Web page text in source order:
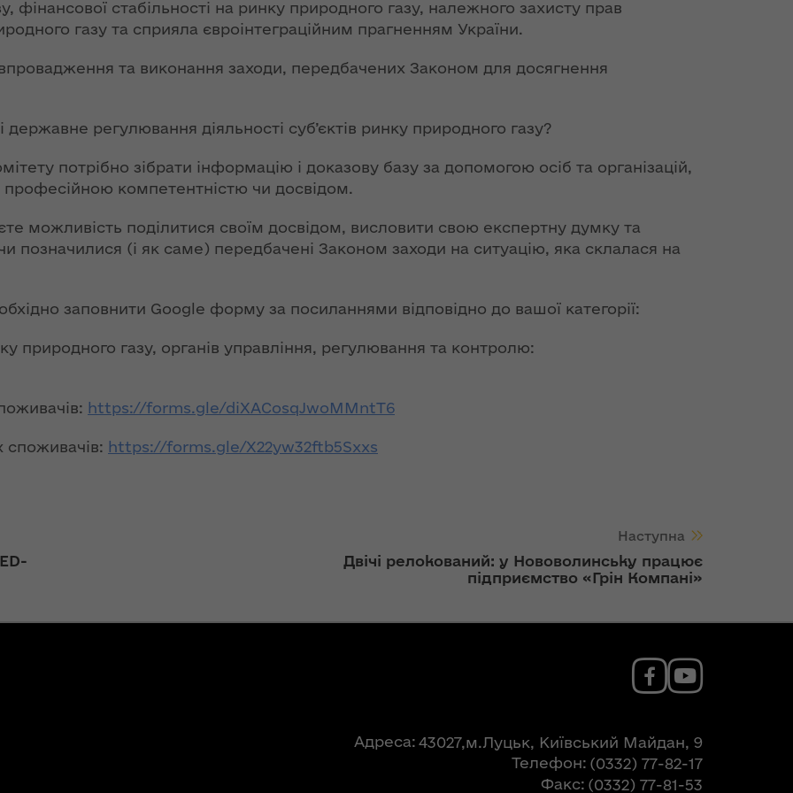
2018
608
2018
2018
Новий
територіальний
новостворені
адміністрації
стартувала літня
оздоровча
НЕФОРМАТ:
заступником
«InsiderMedia».
«Конкурент»
про плани на
фінансової стабільності на ринку природного газу, належного захисту прав
газу та сприяла євроінтеграційним прагненням України.
та виконання заходи, передбачених Законом для досягнення
регулювання діяльності суб’єктів ринку природного газу?
потрібно зібрати інформацію і доказову базу за допомогою осіб та організацій,
професійною компетентністю чи досвідом.
можливість поділитися своїм досвідом, висловити свою експертну думку та
позначилися (і як саме) передбачені Законом заходи на ситуацію, яка склалася на
заповнити Google форму за посиланнями відповідно до вашої категорії:
природного газу, органів управління, регулювання та контролю:
https://forms.gle/diXACosqJwoMMntT6
споживачів: https://forms.gle/X22yw32ftb5Sxxs
Наступна
Двічі релокований: у Нововолинську працює
підприємство «Грін Компані»
Адреса 43027,м.Луцьк, Київський Майдан, 9
Телефон (0332) 77-82-17
Факс (0332) 77-81-53